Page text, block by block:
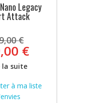
Legacy
Attack
€prix
initial
était :
149,00 €.
€Le
est :
99,00 €.
la suite
à ma liste